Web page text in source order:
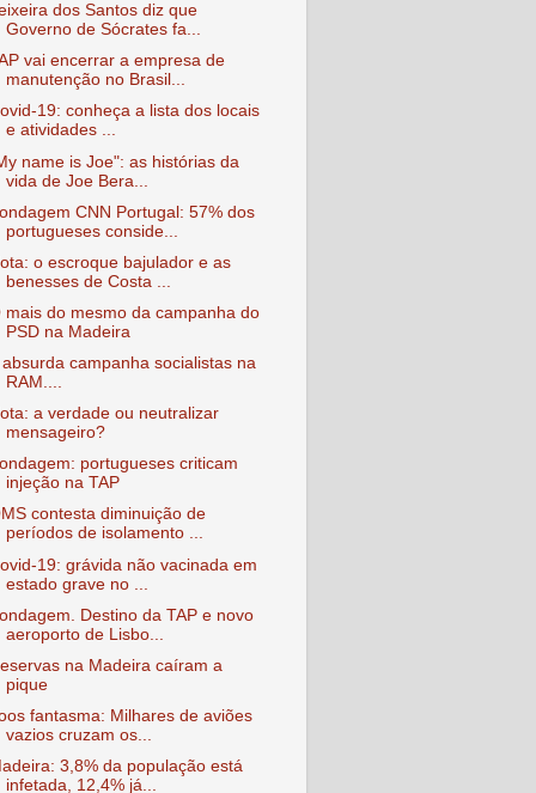
dos Santos diz que
Governo de Sócrates fa...
vai encerrar a empresa de
manutenção no Brasil...
19: conheça a lista dos locais
e atividades ...
name is Joe": as histórias da
vida de Joe Bera...
CNN Portugal: 57% dos
portugueses conside...
o escroque bajulador e as
benesses de Costa ...
mais do mesmo da campanha do
PSD na Madeira
absurda campanha socialistas na
RAM....
a verdade ou neutralizar
mensageiro?
portugueses criticam
injeção na TAP
contesta diminuição de
períodos de isolamento ...
19: grávida não vacinada em
estado grave no ...
Destino da TAP e novo
aeroporto de Lisbo...
na Madeira caíram a
pique
fantasma: Milhares de aviões
vazios cruzam os...
3,8% da população está
infetada, 12,4% já...